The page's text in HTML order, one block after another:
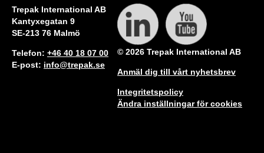
MV
Bookmark thepermalink.
Comments are closed.
Trepak International AB
Kantyxegatan 9
SE-213 76 Malmö
Telefon: +46 40 18 07 00
E-post: info@trepak.se
© 2026 Trepak International AB
Anmäl dig till vårt nyhetsbrev
Integritetspolicy
Ändra inställningar för cookies